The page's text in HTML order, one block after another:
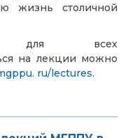
жизнь столичной
для всех
на лекции можно
ru/lectures.